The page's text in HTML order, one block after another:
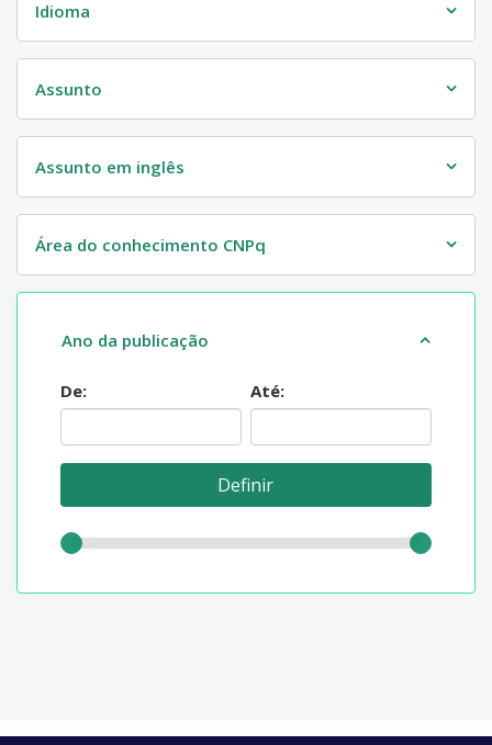
Idioma
Assunto
Assunto em inglês
Área do conhecimento CNPq
Ano da publicação
De: Até: